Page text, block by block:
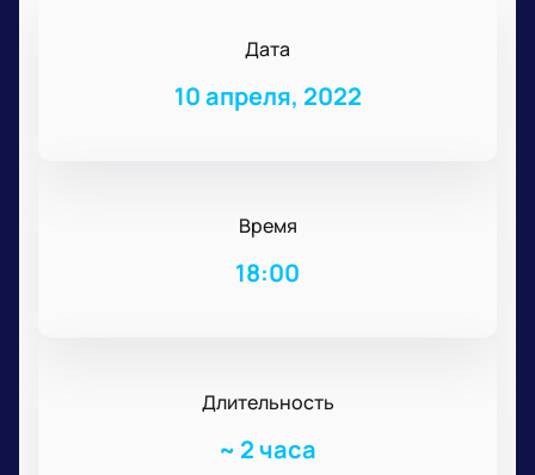
Дата
10 апреля, 2022
Время
18:00
Длительность
~ 2 часа